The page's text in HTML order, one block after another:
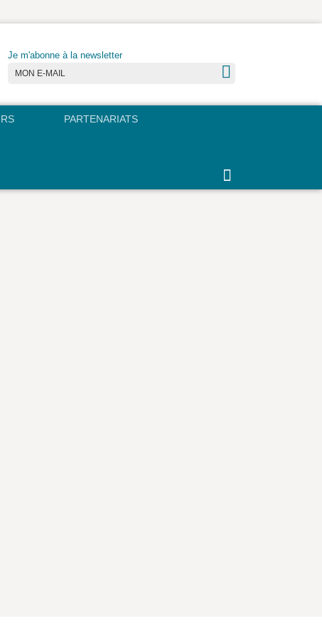
Je m'abonne à la newsletter
PARTENARIATS